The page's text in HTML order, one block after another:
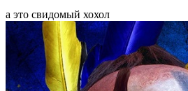
а это свидомый хохол